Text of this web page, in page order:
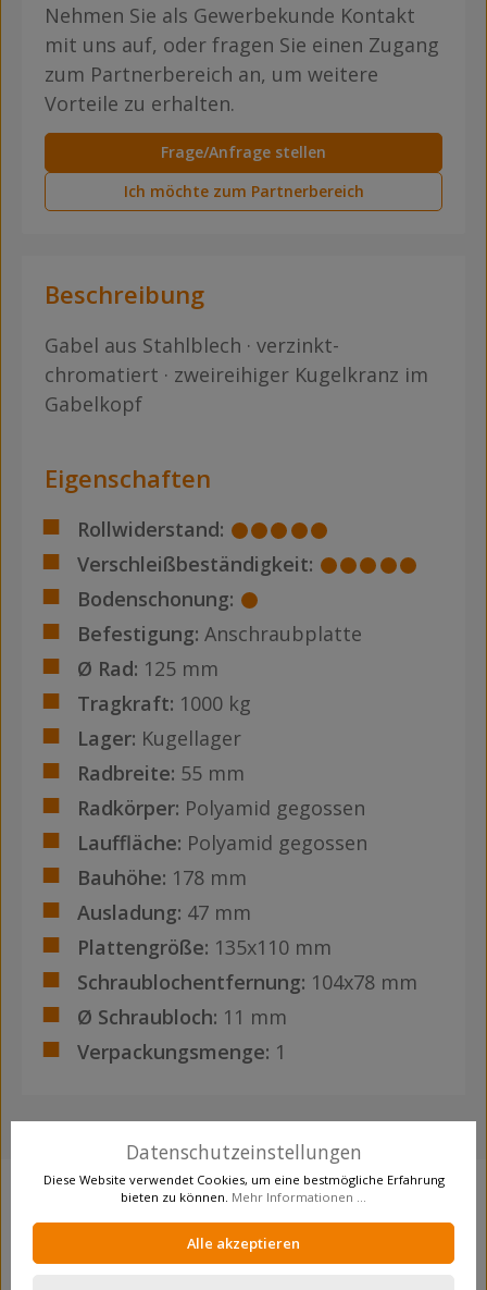
Nehmen Sie als Gewerbekunde Kontakt
mit uns auf, oder fragen Sie einen Zugang
zum Partnerbereich an, um weitere
Vorteile zu erhalten.
Frage/Anfrage stellen
Ich möchte zum Partnerbereich
Beschreibung
Gabel aus Stahlblech · verzinkt-
chromatiert · zweireihiger Kugelkranz im
Gabelkopf
Eigenschaften
Rollwiderstand:
Verschleißbeständigkeit:
Bodenschonung:
Befestigung: Anschraubplatte
Ø Rad: 125 mm
Tragkraft: 1000 kg
Lager: Kugellager
Radbreite: 55 mm
Radkörper: Polyamid gegossen
Lauffläche: Polyamid gegossen
Bauhöhe: 178 mm
Ausladung: 47 mm
Plattengröße: 135x110 mm
Schraublochentfernung: 104x78 mm
Ø Schraubloch: 11 mm
Verpackungsmenge: 1
Datenschutzeinstellungen
Diese Website verwendet Cookies, um eine bestmögliche Erfahrung
bieten zu können. Mehr Informationen ...
Alle akzeptieren